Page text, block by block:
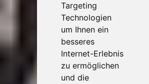
Targeting
Technologien
um Ihnen ein
besseres
Internet-Erlebnis
zu ermöglichen
und die